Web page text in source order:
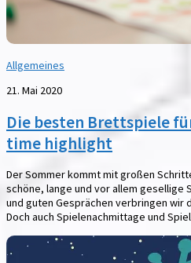
Allgemeines
21. Mai 2020
Die besten Brettspiele
time highlight
Der Sommer kommt mit großen
schöne, lange und vor allem gesellige
und guten Gesprächen verbringen wir
Doch auch Spielenachmittage und